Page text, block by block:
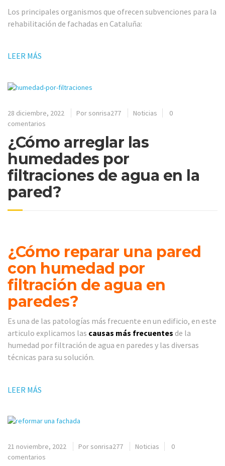
Los principales organismos que ofrecen subvenciones para la
rehabilitación de fachadas en Cataluña:
LEER MÁS
28 diciembre, 2022 Por sonrisa277 Noticias
0
comentarios
¿Cómo arreglar las
humedades por
filtraciones de agua en la
pared?
¿Cómo reparar una pared
con humedad por
filtración de agua en
paredes?
Es una de las patologías más frecuente en un edificio, en este
articulo explicamos las causas más frecuentes de la
humedad por filtración de agua en paredes y las diversas
técnicas para su solución.
LEER MÁS
21 noviembre, 2022 Por sonrisa277 Noticias
0
comentarios